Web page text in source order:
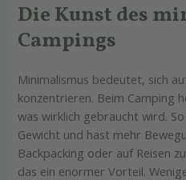
Die Kunst des
Campings
Minimalismus bedeutet, sich
konzentrieren. Beim Camping
was wirklich gebraucht wird.
Gewicht und hast mehr
Backpacking oder auf Reisen
das ein enormer Vorteil.